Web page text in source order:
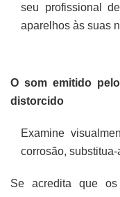
seu profissional
aparelhos às suas
O som emitido
distorcido
Examine
corrosão, substitua-
Se acredita que os